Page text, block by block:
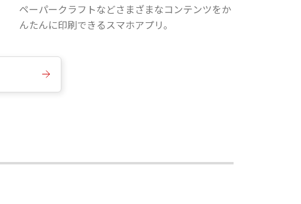
ペーパークラフトなどさまざまなコンテンツをか
んたんに印刷できるスマホアプリ。